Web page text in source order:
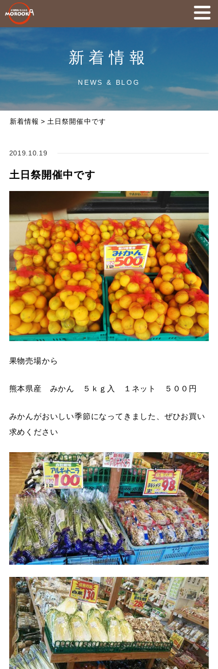
新着情報
NEWS & BLOG
新着情報 > 土日祭開催中です
2019.10.19
土日祭開催中です
果物売場から
熊本県産 みかん ５ｋｇ入 １ネット ５００円
みかんがおいしい季節になってきました、ぜひお買い
求めください